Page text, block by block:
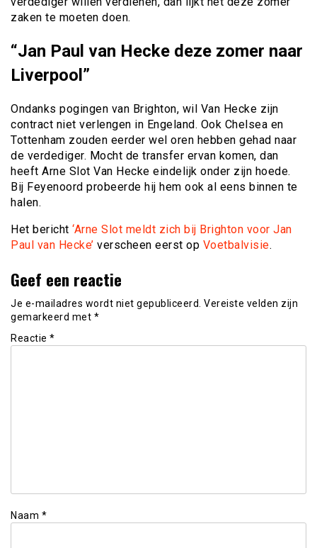
zaken te moeten doen.
“Jan Paul van Hecke deze zomer naar
Liverpool”
Ondanks pogingen van Brighton, wil Van Hecke zijn
contract niet verlengen in Engeland. Ook Chelsea en
Tottenham zouden eerder wel oren hebben gehad naar
de verdediger. Mocht de transfer ervan komen, dan
heeft Arne Slot Van Hecke eindelijk onder zijn hoede.
Bij Feyenoord probeerde hij hem ook al eens binnen te
halen.
Het bericht ‘Arne Slot meldt zich bij Brighton voor Jan
Paul van Hecke’ verscheen eerst op Voetbalvisie.
Geef een reactie
Je e-mailadres wordt niet gepubliceerd. Vereiste velden zijn
gemarkeerd met *
Reactie *
Naam *